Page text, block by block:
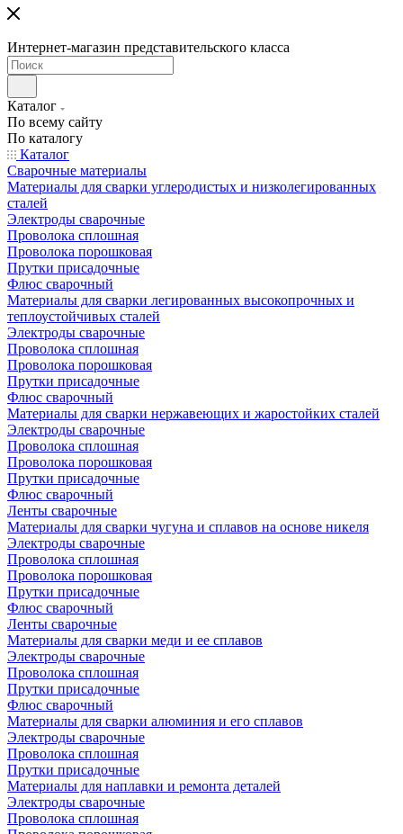
Интернет-магазин представительского класса
Каталог
По всему сайту
По каталогу
Каталог
Сварочные материалы
Материалы для сварки углеродистых и низколегированных
сталей
Электроды сварочные
Проволока сплошная
Проволока порошковая
Прутки присадочные
Флюс сварочный
Материалы для сварки легированных высокопрочных и
теплоустойчивых сталей
Электроды сварочные
Проволока сплошная
Проволока порошковая
Прутки присадочные
Флюс сварочный
Материалы для сварки нержавеющих и жаростойких сталей
Электроды сварочные
Проволока сплошная
Проволока порошковая
Прутки присадочные
Флюс сварочный
Ленты сварочные
Материалы для сварки чугуна и сплавов на основе никеля
Электроды сварочные
Проволока сплошная
Проволока порошковая
Прутки присадочные
Флюс сварочный
Ленты сварочные
Материалы для сварки меди и ее сплавов
Электроды сварочные
Проволока сплошная
Прутки присадочные
Флюс сварочный
Материалы для сварки алюминия и его сплавов
Электроды сварочные
Проволока сплошная
Прутки присадочные
Материалы для наплавки и ремонта деталей
Электроды сварочные
Проволока сплошная